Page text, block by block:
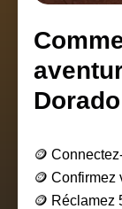
🪙
🪙 Confirmez
🪙 Réclamez